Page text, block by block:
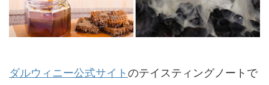
ダルウィニー公式サイトのテイスティングノートで